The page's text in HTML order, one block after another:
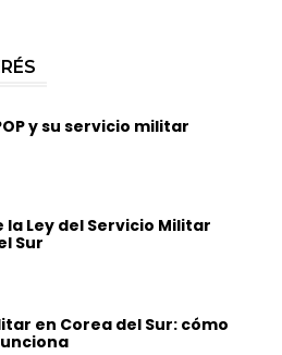
y su servicio militar
la Ley del Servicio Militar
Sur
en Corea del Sur: cómo